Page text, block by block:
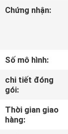
VR
VỀ
CHÚNG
TÔI
Chứng nhận:
Số mô hình:
chi tiết đóng
gói:
Thời gian giao
hàng: